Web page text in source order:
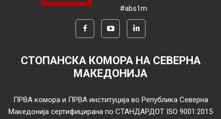
#abs1m
СТОПАНСКА КОМОРА НА СЕВЕРНА
МАКЕДОНИЈА
ПРВА комора и ПРВА институција во Република Северна
Македонија сертифицирана по СТАНДАРДОТ ISO 9001:2015